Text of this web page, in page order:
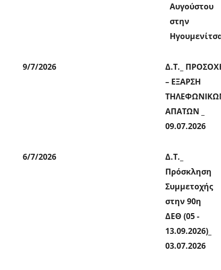
Αυγούστου
στην
9/7/2026
Δ.Τ._
– ΕΞΑΡΣΗ
ΑΠΑΤΩΝ _
09.07.2026
6/7/2026
Δ.Τ._
Πρόσκληση
Συμμετοχής
στην 90η
ΔΕΘ (05 -
13.09.2026)_
03.07.2026